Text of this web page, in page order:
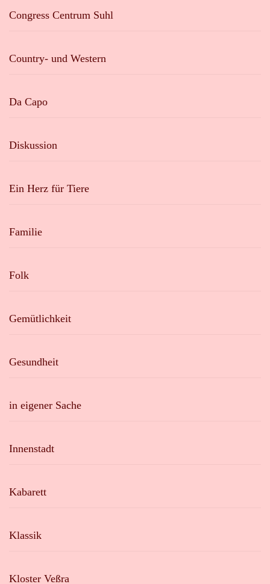
Congress Centrum Suhl
Country- und Western
Da Capo
Diskussion
Ein Herz für Tiere
Familie
Folk
Gemütlichkeit
Gesundheit
in eigener Sache
Innenstadt
Kabarett
Klassik
Kloster Veßra